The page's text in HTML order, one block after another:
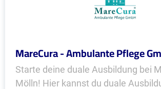
MareCura - Ambulante Pflege
Starte deine duale Ausbildung bei
Mölln! Hier kannst du duale